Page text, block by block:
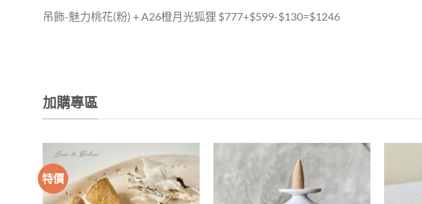
吊飾-魅力桃花(粉) + A26橙月光狐狸 $777+$599-$130=$1246
加購專區
特價